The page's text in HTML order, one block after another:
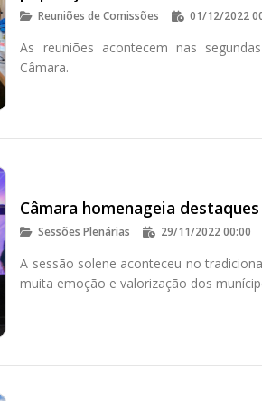
Reuniões de Comissões 01/12/2022
As reuniões acontecem nas
Câmara.
Câmara homenageia
Sessões Plenárias 29/11/2022 00:00
A sessão solene aconteceu no
muita emoção e valorização dos